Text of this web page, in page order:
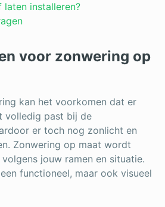
laten installeren?
voor zonwering op
kan het voorkomen dat er
volledig past bij de
er toch nog zonlicht en
Zonwering op maat wordt
jouw ramen en situatie.
functioneel, maar ook visueel